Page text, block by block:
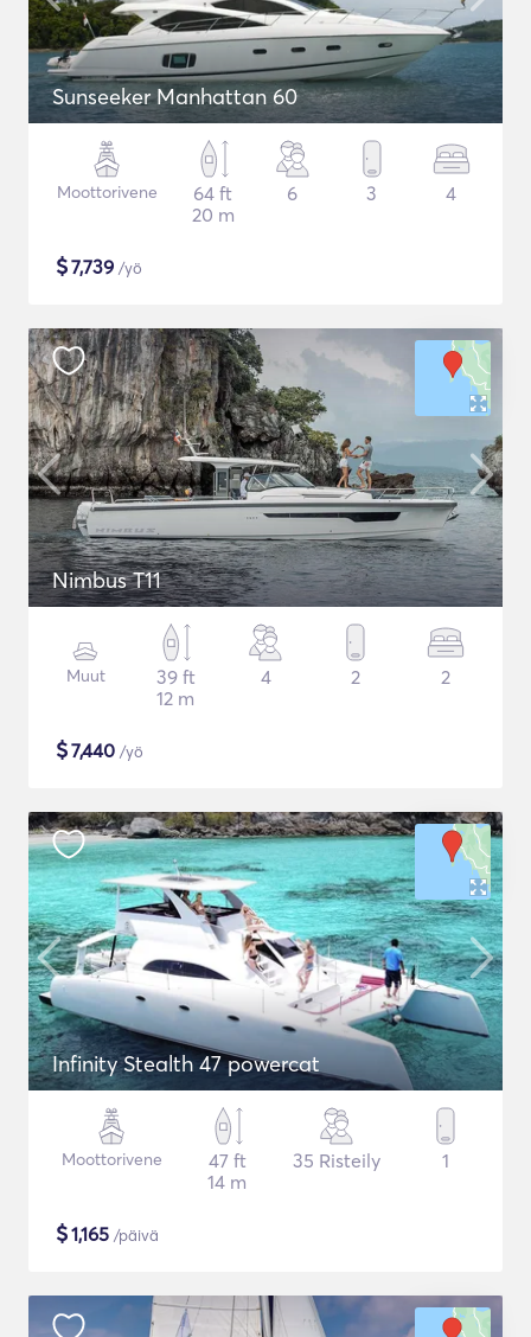
Sunseeker Manhattan 60
Moottorivene
64 ft
20 m
6 3 4
$7,739 /yö
Nimbus T11
Muut
39 ft
12 m
4 2 2
$7,440 /yö
Infinity Stealth 47 powercat
Moottorivene
47 ft
14 m
35 Risteily 1
$1,165 /päivä